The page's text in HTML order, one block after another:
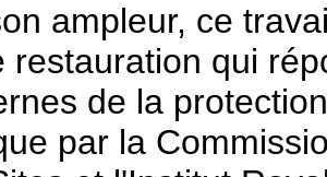
ampleur, ce
restauration qui
de la
par la